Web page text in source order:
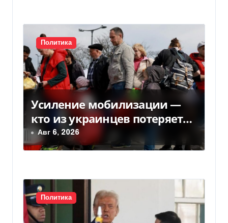
с
я
м
Политика
Усиление мобилизации —
кто из украинцев потеряет
право на временную защиту
в ЕС
Авг 6, 2026
Политика